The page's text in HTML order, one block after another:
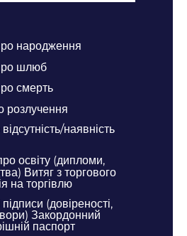
народження
шлюб
смерть
розлучення
наявність
освіту (дипломи,
Витяг з торгового
на торгівлю
(довіреності,
Закордонний
паспорт